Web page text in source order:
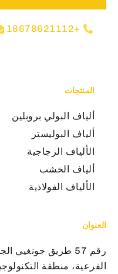
+18678621112
المنتجات
ألياف البولي بروبلين
ألياف البوليستر
الألياف الزجاجية
ألياف الخشب
الألياف الفولاذية
العنوان
رقم 57 طريق
الفرعية، منطقة